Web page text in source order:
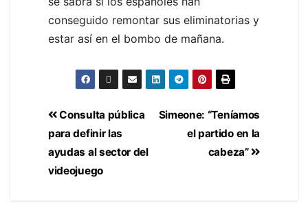
conseguido remontar sus eliminatorias y
estar así en el bombo de mañana.
Simeone: “Teníamos
el partido en la
cabeza”
Consulta pública
para definir las
ayudas al sector del
videojuego